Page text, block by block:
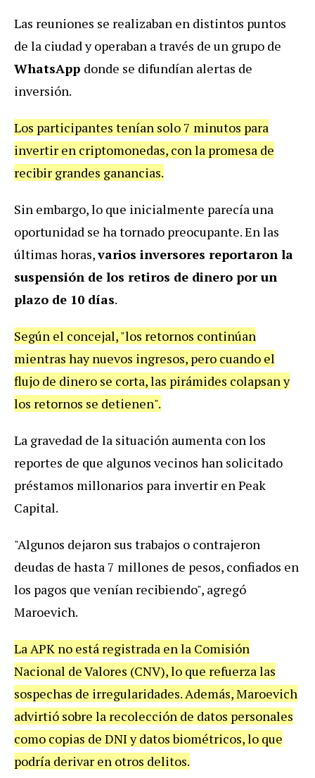
Las reuniones se realizaban en distintos puntos
de la ciudad y operaban a través de un grupo de
WhatsApp donde se difundían alertas de
inversión.
Los participantes tenían solo 7 minutos para
invertir en criptomonedas, con la promesa de
recibir grandes ganancias.
Sin embargo, lo que inicialmente parecía una
oportunidad se ha tornado preocupante. En las
últimas horas,varios inversores reportaron la
suspensión de los retiros de dinero por un
plazo de 10 días.
Según el concejal, "los retornos continúan
mientras hay nuevos ingresos, pero cuando el
flujo de dinero se corta, las pirámides colapsan y
los retornos se detienen".
La gravedad de la situación aumenta con los
reportes de que algunos vecinos han solicitado
préstamos millonarios para invertir en Peak
Capital.
"Algunos dejaron sus trabajos o contrajeron
deudas de hasta 7 millones de pesos, confiados en
los pagos que venían recibiendo", agregó
Maroevich.
La APK no está registrada en la Comisión
Nacional de Valores (CNV), lo que refuerza las
sospechas de irregularidades. Además, Maroevich
advirtió sobre la recolección de datos personales
como copias de DNI y datos biométricos, lo que
podría derivar en otros delitos.